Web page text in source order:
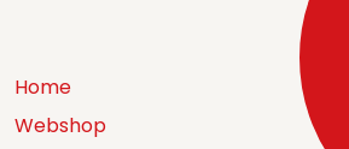
Home
Webshop